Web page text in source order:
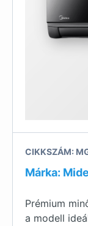
CIKKSZÁM:
Márka:
Prémium
a modell